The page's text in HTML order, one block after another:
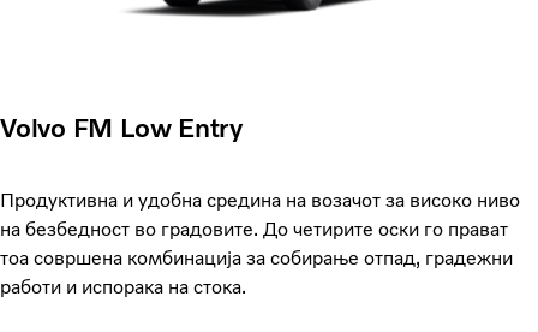
Volvo FM Low Entry
Продуктивна и удобна средина на возачот за високо ниво
на безбедност во градовите. До четирите оски го прават
тоа совршена комбинација за собирање отпад, градежни
работи и испорака на стока.